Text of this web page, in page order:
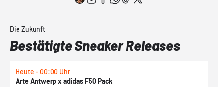
Die Zukunft
Bestätigte Sneaker Releases
Heute - 00:00 Uhr
Arte Antwerp x adidas F50 Pack